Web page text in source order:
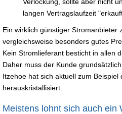
langen Vertragslaufzeit
Ein wirklich günstiger Stromanbieter
vergleichsweise besonders gutes
Kein Stromlieferant besticht in allen
Daher muss der Kunde
Itzehoe hat sich aktuell zum
herauskristallisiert.
Meistens lohnt sich auch ein